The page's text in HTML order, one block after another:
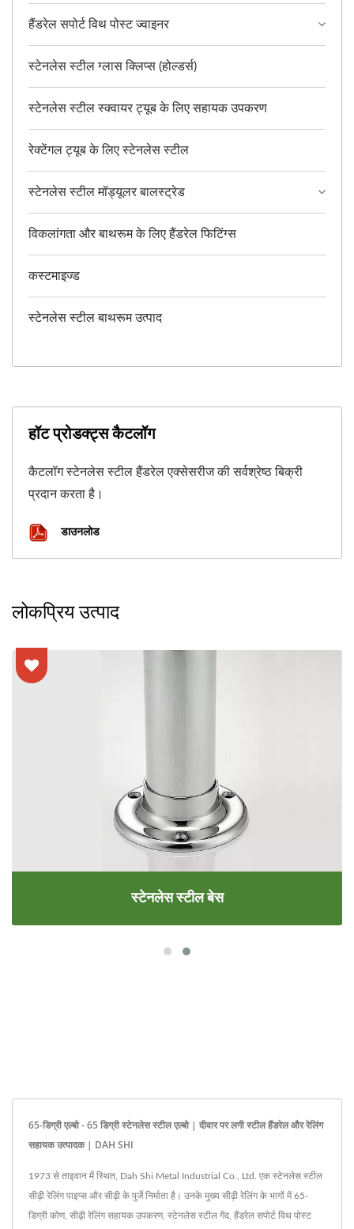
हैंडरेल सपोर्ट विथ पोस्ट ज्वाइनर
स्टेनलेस स्टील ग्लास क्लिप्स (होल्डर्स)
स्टेनलेस स्टील स्क्वायर ट्यूब के लिए सहायक उपकरण
रेक्टेंगल ट्यूब के लिए स्टेनलेस स्टील
स्टेनलेस स्टील मॉड्यूलर बालस्ट्रेड
विकलांगता और बाथरूम के लिए हैंडरेल फिटिंग्स
कस्टमाइज्ड
स्टेनलेस स्टील बाथरूम उत्पाद
हॉट प्रोडक्ट्स कैटलॉग
कैटलॉग स्टेनलेस स्टील हैंडरेल एक्सेसरीज की सर्वश्रेष्ठ बिक्री
प्रदान करता है।
डाउनलोड
लोकप्रिय उत्पाद
स्टेनलेस स्टील बेस
65-डिग्री एल्बो - 65 डिग्री स्टेनलेस स्टील एल्बो | दीवार पर लगी स्टील हैंडरेल और रेलिंग
सहायक उत्पादक | DAH SHI
1973 से ताइवान में स्थित, Dah Shi Metal Industrial Co., Ltd. एक स्टेनलेस स्टील
सीढ़ी रेलिंग पाइप्स और सीढ़ी के पुर्जे निर्माता है। उनके मुख्य सीढ़ी रेलिंग के भागों में 65-
डिग्री कोण, सीढ़ी रेलिंग सहायक उपकरण, स्टेनलेस स्टील गेंद, हैंडरेल सपोर्ट विथ पोस्ट